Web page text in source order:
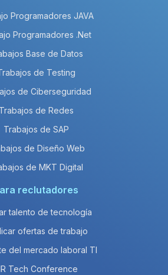
Programadores JAVA
Programadores .Net
Base de Datos
de Testing
de Ciberseguridad
Trabajos de Redes
Trabajos de SAP
de Diseño Web
de MKT Digital
reclutadores
talento de tecnología
ofertas de trabajo
del mercado laboral TI
Tech Conference